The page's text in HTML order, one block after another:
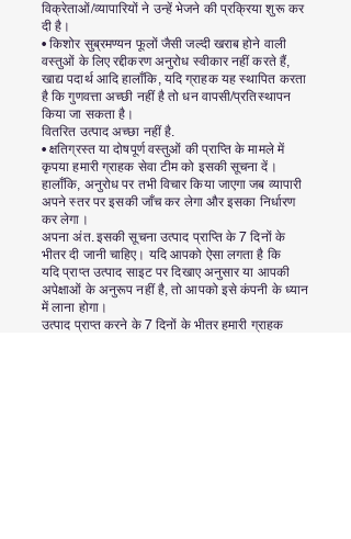
विक्रेताओं/व्यापारियों ने उन्हें भेजने की प्रक्रिया शुरू कर
दी है।
• किशोर सुब्रमण्यन फूलों जैसी जल्दी खराब होने वाली
वस्तुओं के लिए रद्दीकरण अनुरोध स्वीकार नहीं करते हैं,
खाद्य पदार्थ आदि हालाँकि, यदि ग्राहक यह स्थापित करता
है कि गुणवत्ता अच्छी नहीं है तो धन वापसी/प्रतिस्थापन
किया जा सकता है।
वितरित उत्पाद अच्छा नहीं है.
• क्षतिग्रस्त या दोषपूर्ण वस्तुओं की प्राप्ति के मामले में
कृपया हमारी ग्राहक सेवा टीम को इसकी सूचना दें।
हालाँकि, अनुरोध पर तभी विचार किया जाएगा जब व्यापारी
अपने स्तर पर इसकी जाँच कर लेगा और इसका निर्धारण
कर लेगा।
अपना अंत. इसकी सूचना उत्पाद प्राप्ति के 7 दिनों के
भीतर दी जानी चाहिए। यदि आपको ऐसा लगता है कि
यदि प्राप्त उत्पाद साइट पर दिखाए अनुसार या आपकी
अपेक्षाओं के अनुरूप नहीं है, तो आपको इसे कंपनी के ध्यान
में लाना होगा।
उत्पाद प्राप्त करने के 7 दिनों के भीतर हमारी ग्राहक